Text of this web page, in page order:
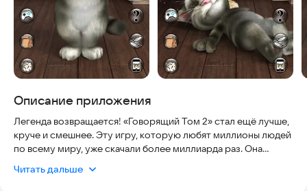
Описание приложения
Легенда возвращается! «Говорящий Том 2» стал ещё лучше,
круче и смешнее. Эту игру, которую любят миллионы людей
по всему миру, уже скачали более миллиарда раз. Она
устройствах и всегда актуальна. Не упустите шанс поиграть
Читать дальше